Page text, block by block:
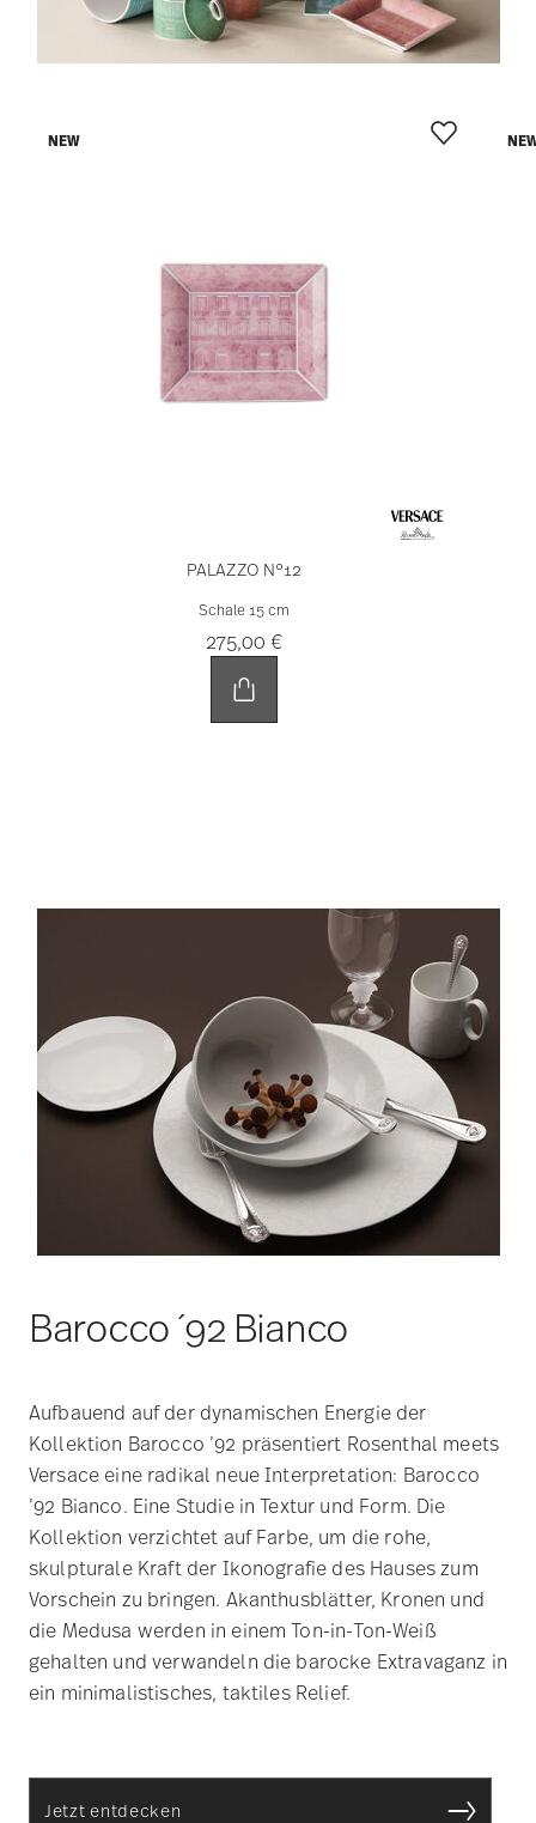
PALAZZO N°12
Schale 15 cm
275,00 €
NEW
Barocco ´92 Bianco
Aufbauend auf der dynamischen Energie der
Kollektion Barocco ’92 präsentiert Rosenthal meets
Versace eine radikal neue Interpretation: Barocco
’92 Bianco. Eine Studie in Textur und Form. Die
Kollektion verzichtet auf Farbe, um die rohe,
skulpturale Kraft der Ikonografie des Hauses zum
Vorschein zu bringen. Akanthusblätter, Kronen und
die Medusa werden in einem Ton-in-Ton-Weiß
gehalten und verwandeln die barocke Extravaganz in
ein minimalistisches, taktiles Relief.
Jetzt entdecken